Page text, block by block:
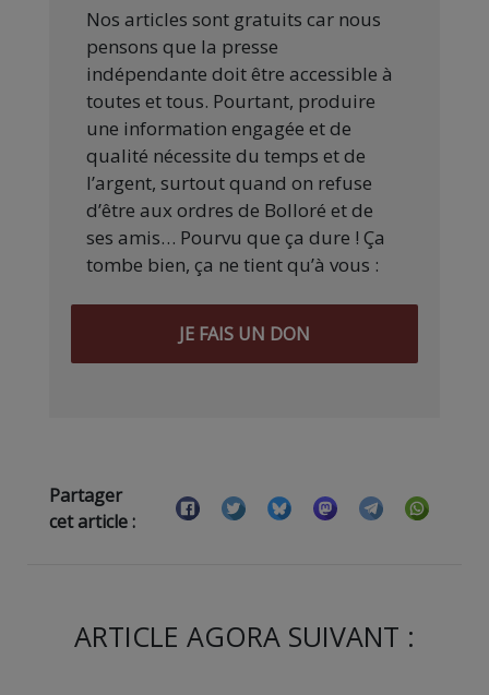
Nos articles sont gratuits car nous
pensons que la presse
indépendante doit être accessible à
toutes et tous. Pourtant, produire
une information engagée et de
qualité nécessite du temps et de
l’argent, surtout quand on refuse
d’être aux ordres de Bolloré et de
ses amis… Pourvu que ça dure ! Ça
tombe bien, ça ne tient qu’à vous :
JE FAIS UN DON
Partager
cet article :
ARTICLE AGORA SUIVANT :